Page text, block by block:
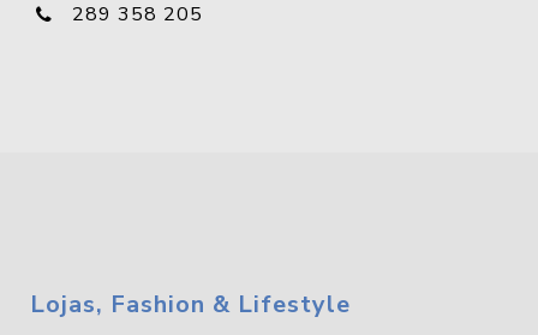
289 358 205
Lojas, Fashion & Lifestyle